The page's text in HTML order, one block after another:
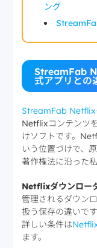
ング
StreamFab
式アプリとの
StreamFab Netflix
Netflixコンテンツ
けソフトです。
いう位置づけで、
著作権法に沿った
Netflixダウンロー
管理されるダウン
扱う保存の違いで
詳しい条件は
ます。